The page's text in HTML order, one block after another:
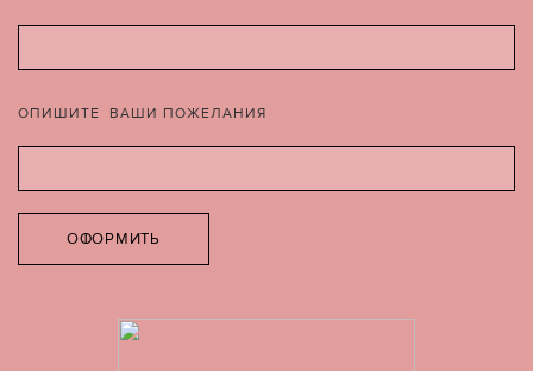
ОПИШИТЕ ВАШИ ПОЖЕЛАНИЯ